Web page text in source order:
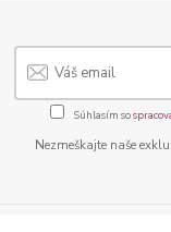
Súhlasím so
Nezmeškajte naše